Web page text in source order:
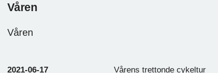
Våren
Våren
2021-06-17 Vårens trettonde cykeltur